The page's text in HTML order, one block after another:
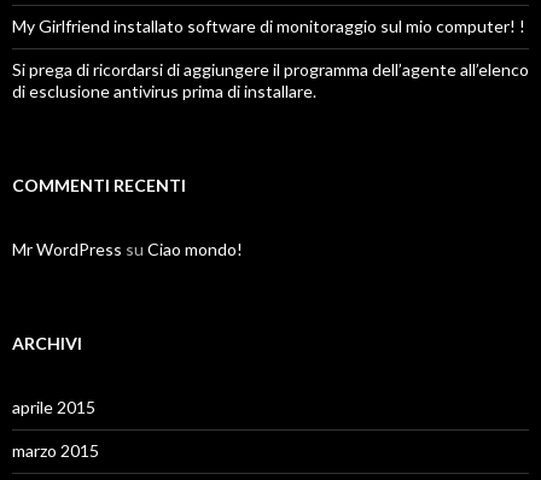
My Girlfriend installato software di monitoraggio sul mio computer! !
Si prega di ricordarsi di aggiungere il programma dell’agente all’elenco
di esclusione antivirus prima di installare.
COMMENTI RECENTI
Mr WordPress su Ciao mondo!
ARCHIVI
aprile 2015
marzo 2015